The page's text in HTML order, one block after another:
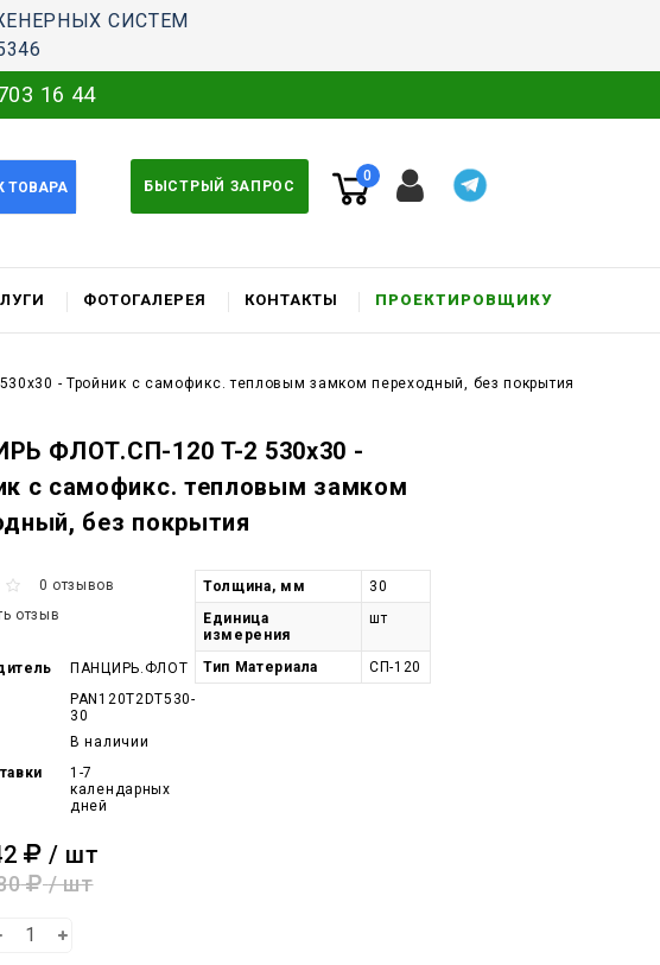
СИСТЕМ
16 44
ТОВАРА БЫСТРЫЙ ЗАПРОС
0
ФОТОГАЛЕРЕЯ КОНТАКТЫ ПРОЕКТИРОВЩИКУ
- Тройник c самофикс. тепловым замком переходный, без покрытия
ФЛОТ.СП-120 T-2 530x30 -
c самофикс. тепловым замком
без покрытия
0 отзывов
отзыв
ПАНЦИРЬ.ФЛОТ
PAN120T2DT530-
30
В наличии
1-7
календарных
дней
/ шт
/ шт
Толщина, мм
30
Единица
измерения
шт
Тип Материала СП-120